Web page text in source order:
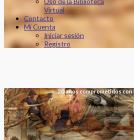
Virtual
Contacto
Mi Cuenta
Iniciar sesión
Registro
20 años comprometidos con